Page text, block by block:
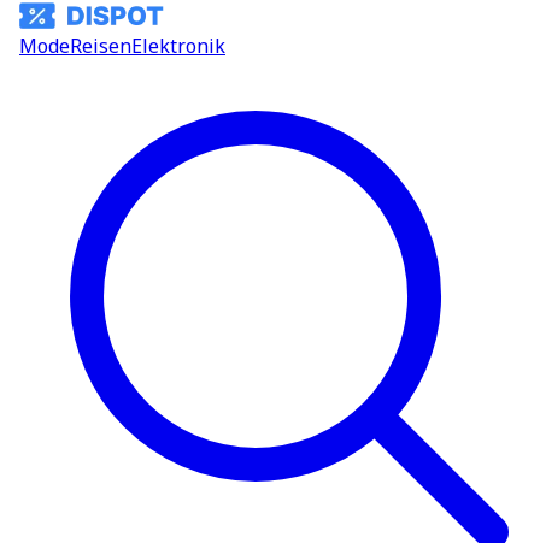
ModeReisenElektronik